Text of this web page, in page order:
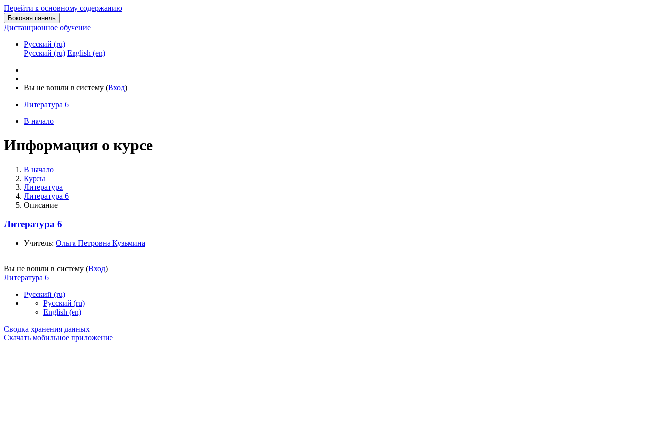
Перейти к основному содержанию
Боковая панель
Дистанционное обучение
Русский ‎(ru)‎
Русский ‎(ru)‎ English ‎(en)‎
Вы не вошли в систему (Вход)
Литература 6
В начало
Информация о курсе
В начало
Курсы
Литература
Литература 6
Описание
Литература 6
Учитель: Ольга Петровна Кузьмина
Вы не вошли в систему (Вход)
Литература 6
Русский ‎(ru)‎
Русский ‎(ru)‎
English ‎(en)‎
Сводка хранения данных
Скачать мобильное приложение